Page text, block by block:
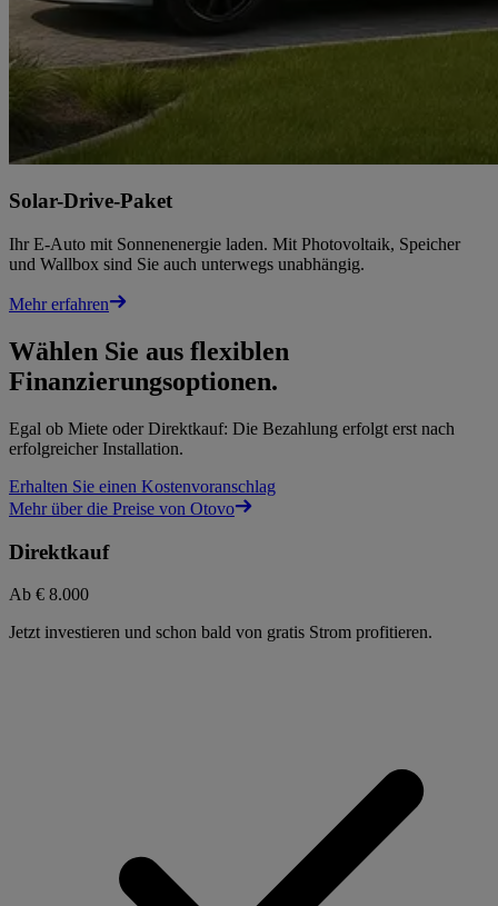
Solar-Drive-Paket
Ihr E-Auto mit Sonnenenergie laden. Mit Photovoltaik, Speicher
und Wallbox sind Sie auch unterwegs unabhängig.
Mehr erfahren
Wählen Sie aus flexiblen
Finanzierungsoptionen.
Egal ob Miete oder Direktkauf: Die Bezahlung erfolgt erst nach
erfolgreicher Installation.
Erhalten Sie einen Kostenvoranschlag
Mehr über die Preise von Otovo
Direktkauf
Ab € 8.000
Jetzt investieren und schon bald von gratis Strom profitieren.